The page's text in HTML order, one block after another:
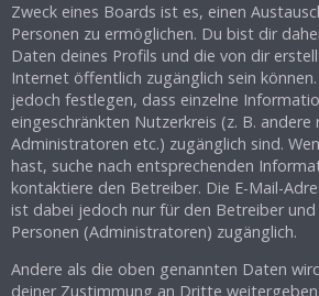
Zweck eines Boards ist es, einen
Personen zu ermöglichen. Du bist dir
Daten deines Profils und die von dir
Internet öffentlich zugänglich sein
jedoch festlegen, dass einzelne
eingeschränkten Nutzerkreis (z. B.
Administratoren etc.) zugänglich sind.
hast, suche nach entsprechenden
kontaktiere den Betreiber. Die E-Mail-
ist dabei jedoch nur für den Betreiber
Personen (Administratoren) zugänglich.
Andere als die oben genannten Daten
deiner Zustimmung an Dritte